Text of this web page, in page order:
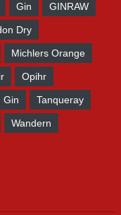
Gin GINRAW
Dry
Michlers Orange
Opihr
Gin Tanqueray
Wandern